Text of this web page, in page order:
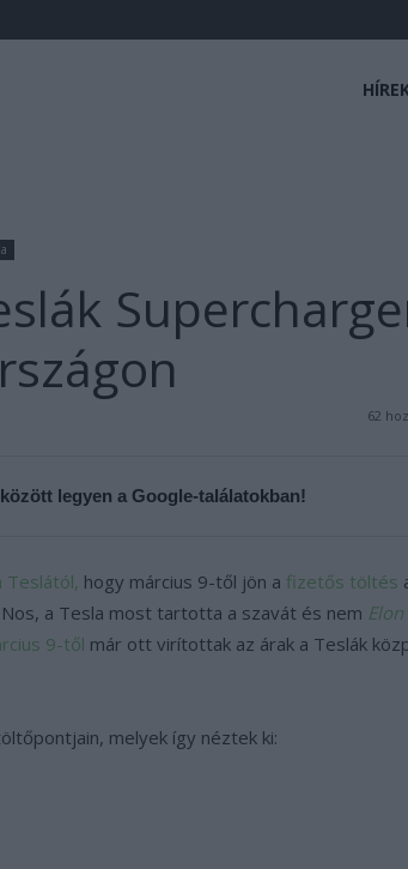
62
legyen a Google-találatokban!
Teslától, hogy március 9-től jön a fizetős töltés
a Tesla most tartotta a szavát és nem Elon
9-től már ott virítottak az árak a Teslák
melyek így néztek ki: